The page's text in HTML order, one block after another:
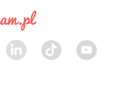
LinkedIn TikTok Youtube